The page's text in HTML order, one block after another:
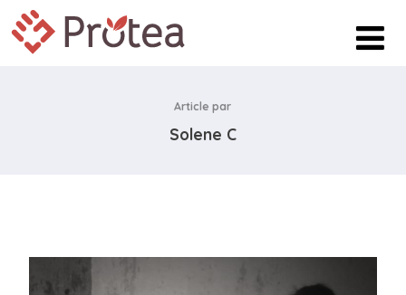
Article par
Solene C